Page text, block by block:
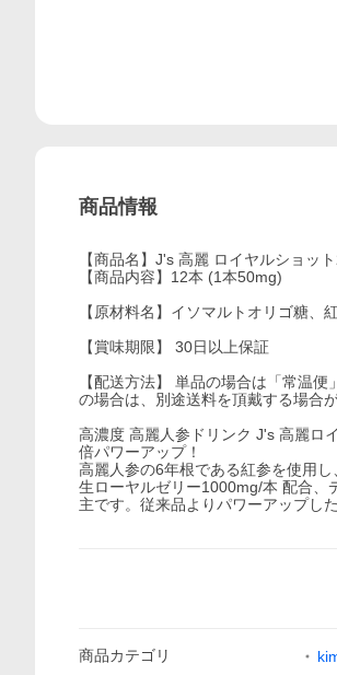
商品情報
【商品名】J's 高麗 ロイヤルショッ
【商品内容】12本 (1本50mg)
【原材料名】イソマルトオリゴ糖
【賞味期限】 30日以上保証
【配送方法】 単品の場合は「常温
の場合は、別途送料を頂戴する場合
高濃度 高麗人参ドリンク J's 高麗ロ
倍パワーアップ！
高麗人参の6年根である紅参を使用
生ローヤルゼリー1000mg/本 配合、
主です。従来品よりパワーアップし
商品カテゴリ